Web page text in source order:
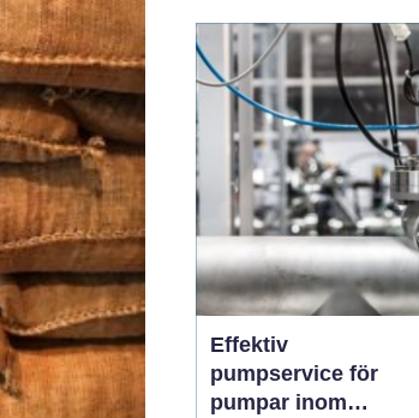
lättare att planera, växa
och fatta beslut med
mindre stress. För
företag i Karlskrona
spelar valet av
redovisningsbyrå en stor
roll fö...
Effektiv
pumpservice för
pumpar inom